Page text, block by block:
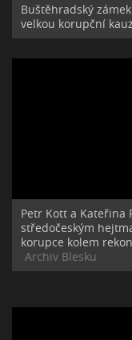
Buštěhradský
velkou korupční
Petr Kott a Kateřina
středočeským
korupce kolem
Archiv Blesku